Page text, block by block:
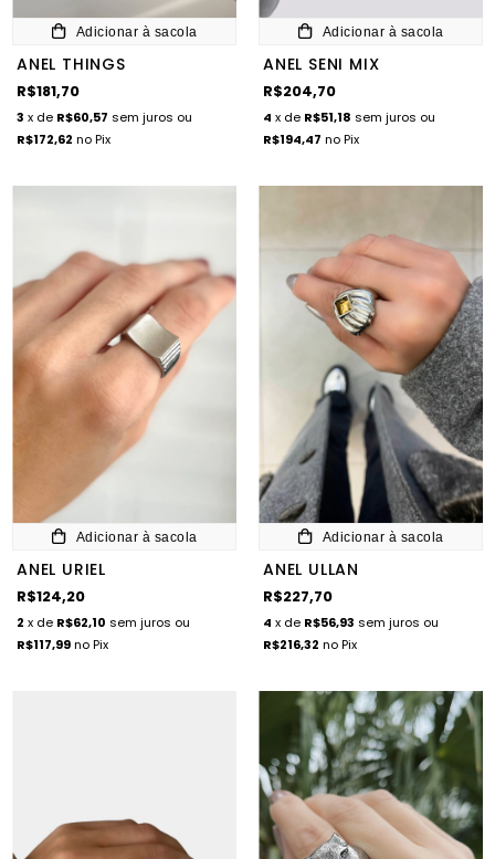
Adicionar à sacola
ANEL THINGS
R$181,70
3 x de R$60,57 sem juros ou
R$172,62 no Pix
Adicionar à sacola
ANEL SENI MIX
R$204,70
4 x de R$51,18 sem juros ou
R$194,47 no Pix
Adicionar à sacola
ANEL URIEL
R$124,20
2 x de R$62,10 sem juros ou
R$117,99no Pix
Adicionar à sacola
ANEL ULLAN
R$227,70
4 x de R$56,93 sem juros ou
R$216,32 no Pix